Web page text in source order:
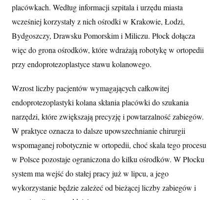
placówkach. Według informacji szpitala i urzędu miasta
wcześniej korzystały z nich ośrodki w Krakowie, Łodzi,
Bydgoszczy, Drawsku Pomorskim i Miliczu. Płock dołącza
więc do grona ośrodków, które wdrażają robotykę w ortopedii
przy endoprotezoplastyce stawu kolanowego.
Wzrost liczby pacjentów wymagających całkowitej
endoprotezoplastyki kolana skłania placówki do szukania
narzędzi, które zwiększają precyzję i powtarzalność zabiegów.
W praktyce oznacza to dalsze upowszechnianie chirurgii
wspomaganej robotycznie w ortopedii, choć skala tego procesu
w Polsce pozostaje ograniczona do kilku ośrodków. W Płocku
system ma wejść do stałej pracy już w lipcu, a jego
wykorzystanie będzie zależeć od bieżącej liczby zabiegów i